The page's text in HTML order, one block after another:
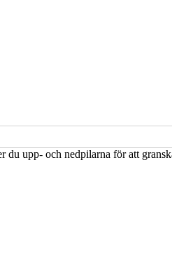
upp- och nedpilarna för att